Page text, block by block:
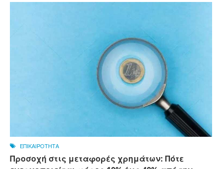
ΕΠΙΚΑΙΡΟΤΗΤΑ
Προσοχή στις μεταφορές χρημάτων: Πότε